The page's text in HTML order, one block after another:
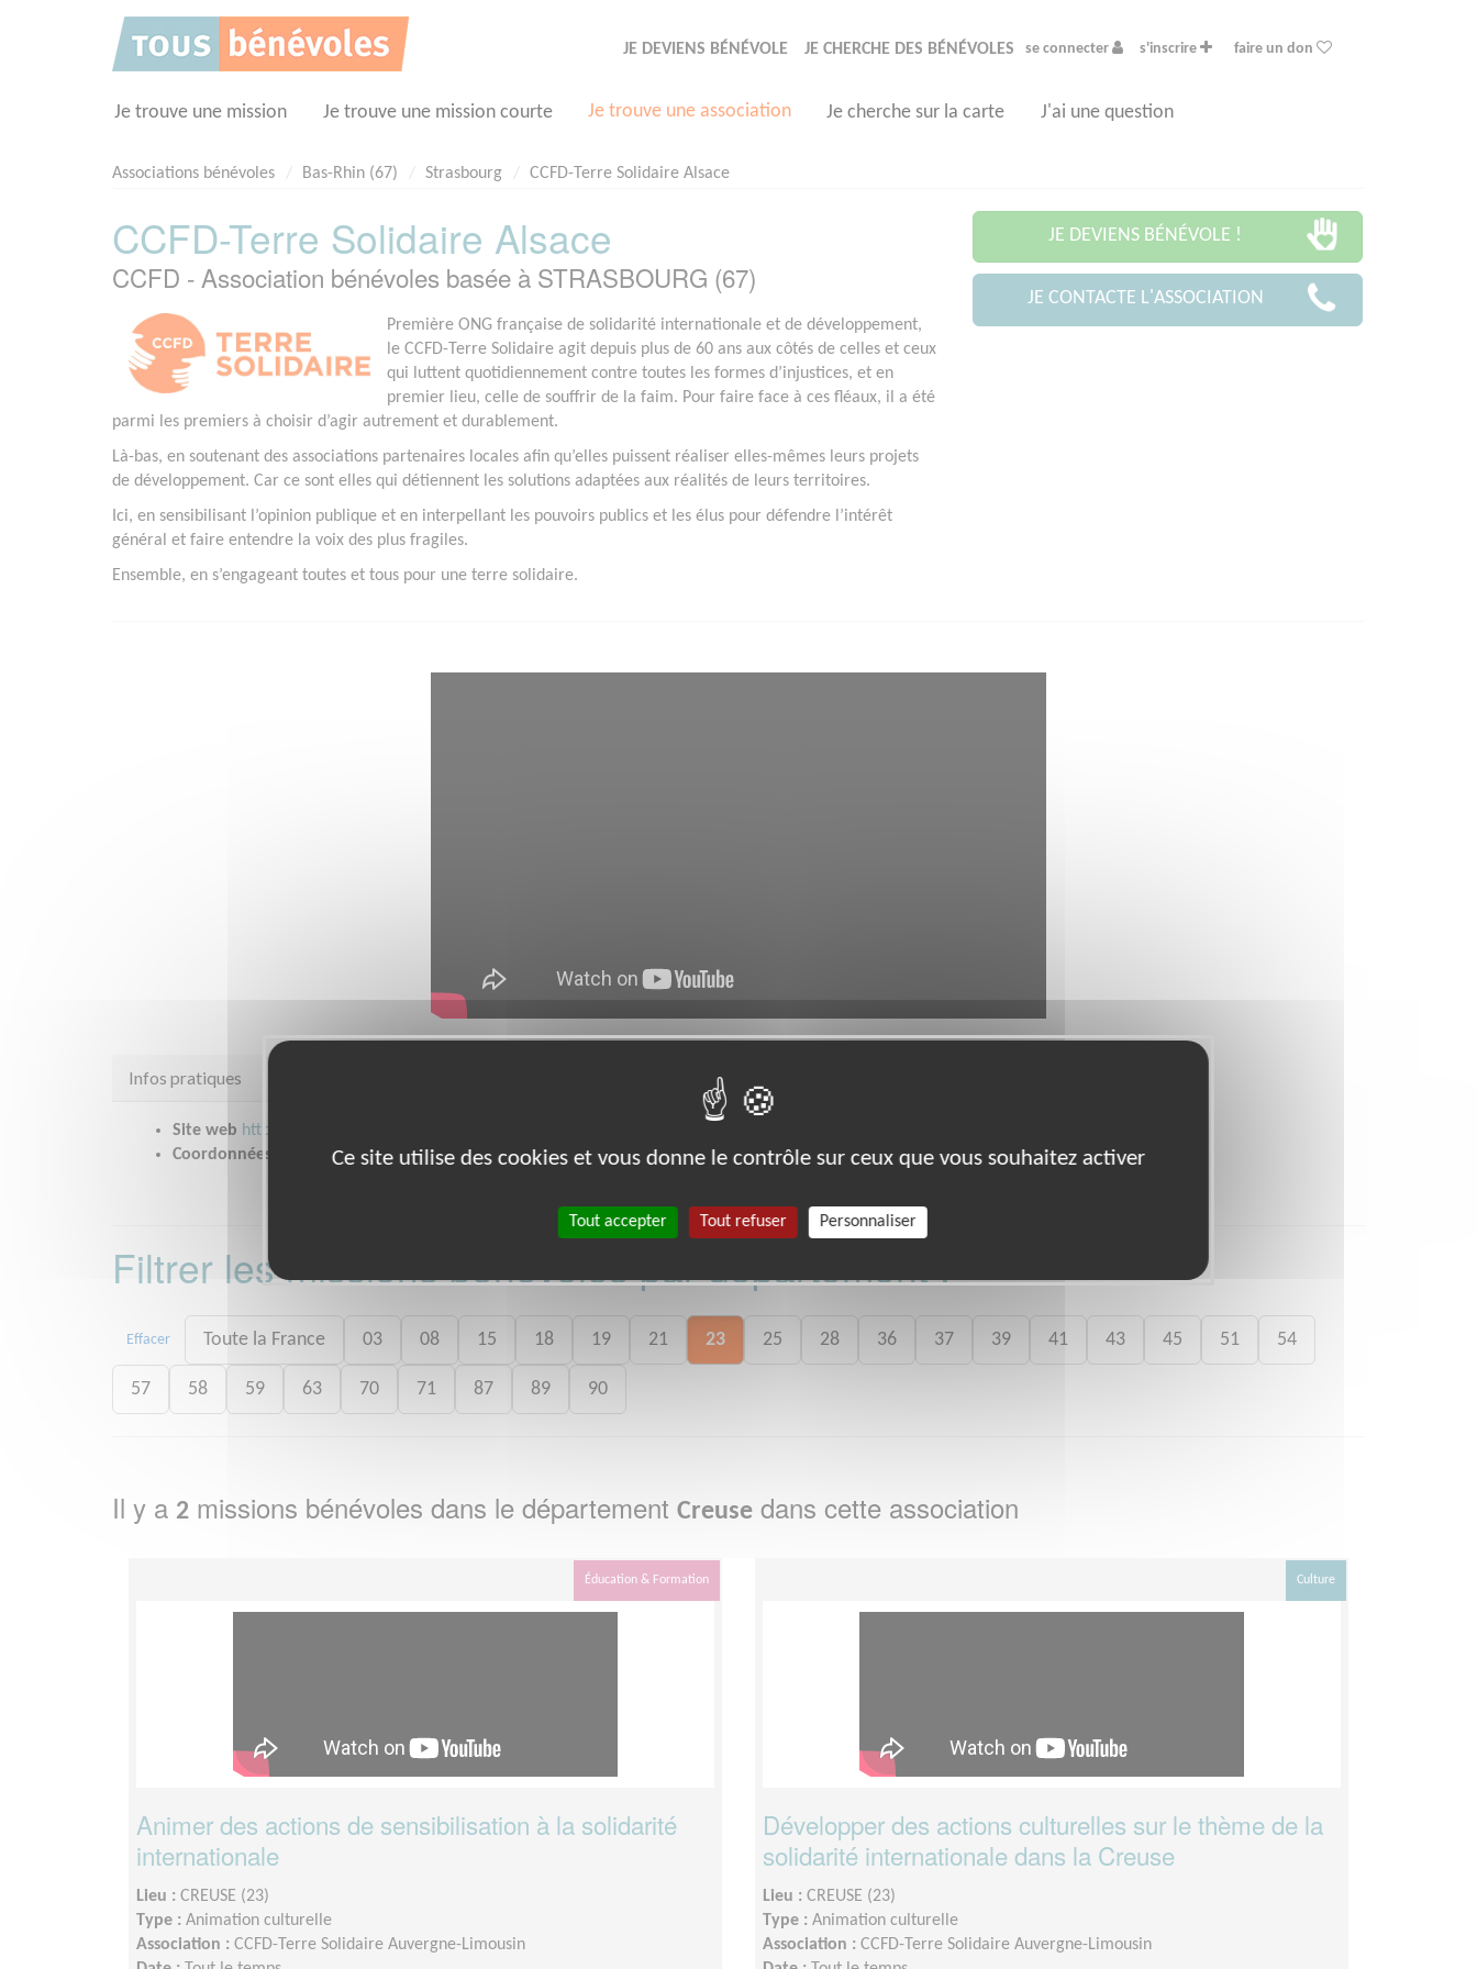
JE DEVIENS BÉNÉVOLE JE CHERCHE DES BÉNÉVOLES se connecter s'inscrire faire un don
Je trouve une mission Je trouve une mission courte Je trouve une association Je cherche sur la carte J'ai une question
Associations bénévoles Bas-Rhin (67) Strasbourg CCFD-Terre Solidaire Alsace
CCFD-Terre Solidaire Alsace
CCFD - Association bénévoles basée à STRASBOURG (67)
Première ONG française de solidarité internationale et de développement,
le CCFD-Terre Solidaire agit depuis plus de 60 ans aux côtés de celles et ceux
qui luttent quotidiennement contre toutes les formes d’injustices, et en
premier lieu, celle de souffrir de la faim. Pour faire face à ces fléaux, il a été
parmi les premiers à choisir d’agir autrement et durablement.
Là-bas, en soutenant des associations partenaires locales afin qu’elles puissent réaliser elles-mêmes leurs projets
de développement. Car ce sont elles qui détiennent les solutions adaptées aux réalités de leurs territoires.
Ici, en sensibilisant l’opinion publique et en interpellant les pouvoirs publics et les élus pour défendre l’intérêt
général et faire entendre la voix des plus fragiles.
Ensemble, en s’engageant toutes et tous pour une terre solidaire.
JE DEVIENS BÉNÉVOLE !
JE CONTACTE L'ASSOCIATION
Infos pratiques
Site web https://ccfd-terresolidaire.org
Coordonnées
10 rue Charles Gerhardt STRASBOURG (67000)
Filtrer les missions bénévoles par département :
Effacer Toute la France 03 08 15 18 19 21 23 25 28 36 37 39 41 43 45 51 54
57 58 59 63 70 71 87 89 90
Il y a 2 missions bénévoles dans le département Creuse dans cette association
Éducation & Formation
Animer des actions de sensibilisation à la solidarité
internationale
Lieu : CREUSE (23)
Type : Animation culturelle
Association : CCFD-Terre Solidaire Auvergne-Limousin
Culture
Développer des actions culturelles sur le thème de la
solidarité internationale dans la Creuse
Lieu : CREUSE (23)
Type : Animation culturelle
Association : CCFD-Terre Solidaire Auvergne-Limousin
Ce site utilise des cookies et vous donne le contrôle sur ceux que vous souhaitez activer
Tout accepter Tout refuser Personnaliser